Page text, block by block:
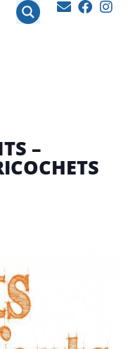
–